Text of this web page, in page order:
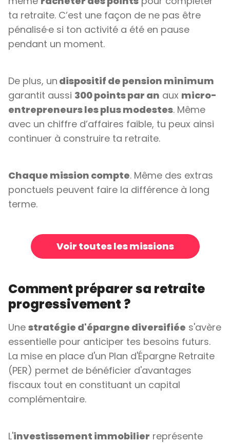
ta retraite. C’est une façon de ne pas être
pénalisé·e si ton activité a été en pause
pendant un moment.
De plus, un dispositif de pension minimum
garantit aussi 300 points par an aux micro-
entrepreneurs les plus modestes. Même
avec un chiffre d’affaires faible, tu peux ainsi
continuer à construire ta retraite.
Chaque mission compte. Même des extras
ponctuels peuvent faire la différence à long
terme.
Voir toutes les missions
Comment préparer sa retraite
progressivement ?
Une stratégie d'épargne diversifiée s'avère
essentielle pour anticiper tes besoins futurs.
La mise en place d'un Plan d'Épargne Retraite
(PER) permet de bénéficier d'avantages
fiscaux tout en constituant un capital
complémentaire.
L'investissement immobilier représente